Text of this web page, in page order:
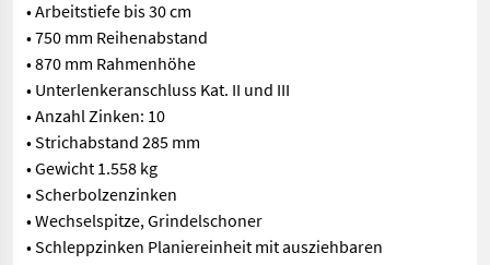
• Arbeitstiefe bis 30 cm
• 750 mm Reihenabstand
• 870 mm Rahmenhöhe
• Unterlenkeranschluss Kat. II und III
• Anzahl Zinken: 10
• Strichabstand 285 mm
• Gewicht 1.558 kg
• Scherbolzenzinken
• Wechselspitze, Grindelschoner
• Schleppzinken Planiereinheit mit ausziehbaren